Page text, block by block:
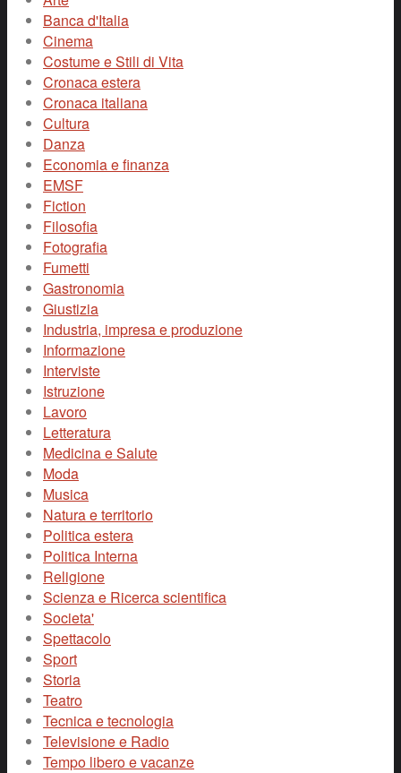
Banca d'Italia
Cinema
Costume e Stili di Vita
Cronaca estera
Cronaca italiana
Cultura
Danza
Economia e finanza
EMSF
Fiction
Filosofia
Fotografia
Fumetti
Gastronomia
Giustizia
Industria, impresa e produzione
Informazione
Interviste
Istruzione
Lavoro
Letteratura
Medicina e Salute
Moda
Musica
Natura e territorio
Politica estera
Politica Interna
Religione
Scienza e Ricerca scientifica
Societa'
Spettacolo
Sport
Storia
Teatro
Tecnica e tecnologia
Televisione e Radio
Tempo libero e vacanze